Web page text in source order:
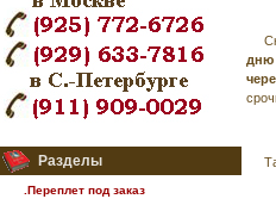
Разделы
.Переплет под заказ
дню